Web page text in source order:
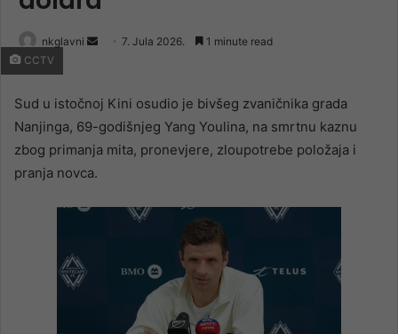
nkglavni
Send7. Jula 2026. 1 minute read
CCTV
Sud u istočnoj Kini osudio je bivšeg zvaničnika grada
Nanjinga, 69-godišnjeg Yang Youlina, na smrtnu kaznu
zbog primanja mita, pronevjere, zloupotrebe položaja i
pranja novca.